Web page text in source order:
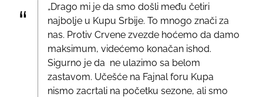
„Drago mi je da smo došli među četiri
najbolje u Kupu Srbije. To mnogo znači za
nas. Protiv Crvene zvezde hoćemo da damo
maksimum, videćemo konačan ishod.
Sigurno je da ne ulazimo sa belom
zastavom. Učešće na Fajnal foru Kupa
nismo zacrtali na početku sezone, ali smo